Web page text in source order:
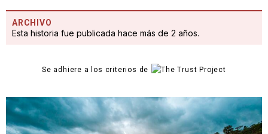
ARCHIVO
Esta historia fue publicada hace más de 2 años.
Se adhiere a los criterios de